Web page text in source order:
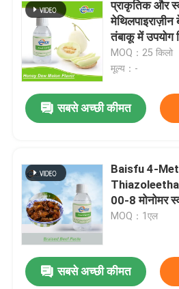
प्राकृतिक और
मेथिलपाइराज़ीन
तंबाकू में उपयोग
MOQ：25 किलो
मूल्य：-
सबसे अच्छी कीमत
Baisfu 4-
00-8 मोनोमर
MOQ：1एल
सबसे अच्छी कीमत